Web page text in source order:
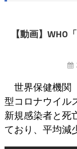
【動画】WHO
世界保健機関
型コロナウイル
新規感染者と死
ており、平均減